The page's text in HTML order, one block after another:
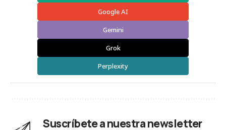
Google AI
Gemini
Grok
Perplexity
Suscríbete a nuestra newsletter